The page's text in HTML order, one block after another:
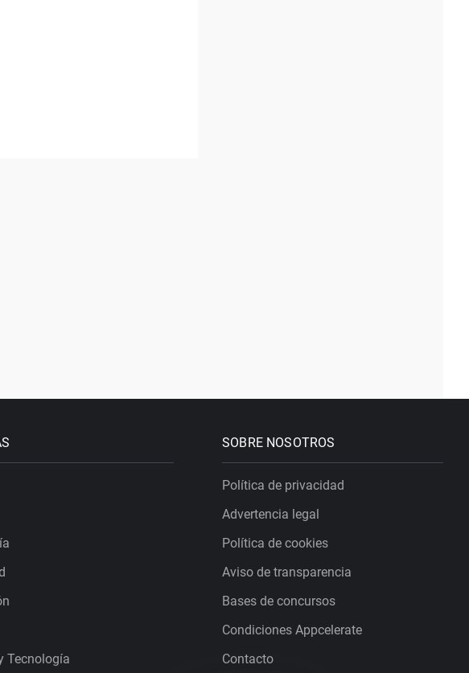
Tecnología
SOBRE NOSOTROS
Política de privacidad
Advertencia legal
Política de cookies
Aviso de transparencia
Bases de concursos
Condiciones Appcelerate
Contacto